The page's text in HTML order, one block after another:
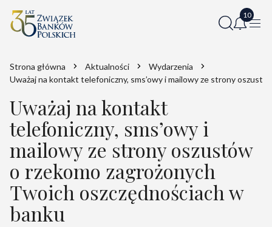
Strona główna Aktualności
Wydarzenia
Uważaj na kontakt telefoniczny, sms’owy i mailowy ze strony
Uważaj na kontakt
telefoniczny, sms’owy i
mailowy ze strony oszustów
o rzekomo zagrożonych
Twoich oszczędnościach w
banku